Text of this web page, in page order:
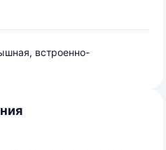
встроенно-